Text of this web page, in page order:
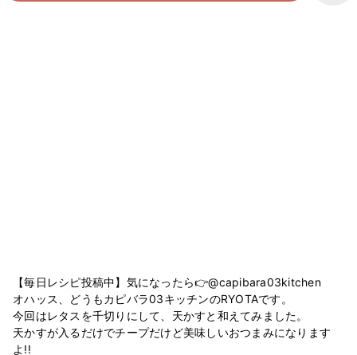
【毎日レシピ投稿中】気になったら👉@capibara03kitchen
オハッス、どうもカピバラ03キッチンのRYOTAです。
今回はレタスを千切りにして、天かすと和えてみました。
天かすが入るだけでチープだけど美味しいおつまみになります
よ!!